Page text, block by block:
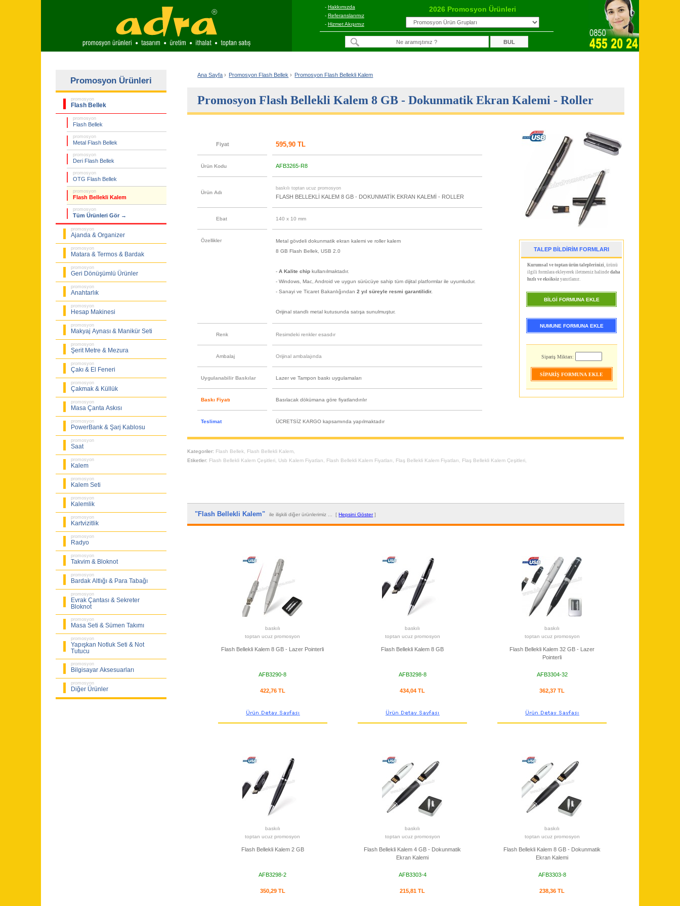
- Hakkımızda
- Referanslarımız
- Hizmet Akışımız
2026 Promosyon Ürünleri
Promosyon Ürünleri
promosyon
Flash Bellek
promosyon
Flash Bellek
promosyon
Metal Flash Bellek
promosyon
Deri Flash Bellek
promosyon
OTG Flash Bellek
promosyon
Flash Bellekli Kalem
promosyon
Tüm Ürünleri Gör →
promosyon
Ajanda & Organizer
promosyon
Matara & Termos & Bardak
promosyon
Geri Dönüşümlü Ürünler
promosyon
Anahtarlık
promosyon
Hesap Makinesi
promosyon
Makyaj Aynası & Manikür Seti
promosyon
Şerit Metre & Mezura
promosyon
Çakı & El Feneri
promosyon
Çakmak & Küllük
promosyon
Masa Çanta Askısı
promosyon
PowerBank & Şarj Kablosu
promosyon
Saat
promosyon
Kalem
promosyon
Kalem Seti
promosyon
Kalemlik
promosyon
Kartvizitlik
promosyon
Radyo
promosyon
Takvim & Bloknot
promosyon
Bardak Altlığı & Para Tabağı
promosyon
Evrak Çantası & Sekreter
Bloknot
promosyon
Masa Seti & Sümen Takımı
promosyon
Yapışkan Notluk Seti & Not
Tutucu
promosyon
Bilgisayar Aksesuarları
promosyon
Diğer Ürünler
Ana Sayfa › Promosyon Flash Bellek › Promosyon Flash Bellekli Kalem
Promosyon Flash Bellekli Kalem 8 GB - Dokunmatik Ekran Kalemi - Roller
Fiyat 595,90 TL
Ürün Kodu AFB3265-R8
Ürün Adı
baskılı toptan ucuz promosyon
FLASH BELLEKLİ KALEM 8 GB - DOKUNMATİK EKRAN KALEMİ - ROLLER
Ebat 140 x 10 mm
Özellikler
Metal gövdeli dokunmatik ekran kalemi ve roller kalem
8 GB Flash Bellek, USB 2.0
-A Kalite chip kullanılmaktadır.
- Windows, Mac, Android ve uygun sürücüye sahip tüm dijital platformlar ile uyumludur.
- Sanayi ve Ticaret Bakanlığından2 yıl süreyle resmi garantilidir.
Orijinal standlı metal kutusunda satışa sunulmuştur.
Renk Resimdeki renkler esasdır
Ambalaj Orijinal ambalajında
Uygulanabilir Baskılar Lazer ve Tampon baskı uygulamaları
Baskı Fiyatı Basılacak dökümana göre fiyatlandırılır
Teslimat ÜCRETSİZ KARGO kapsamında yapılmaktadır
TALEP BİLDİRİM FORMLARI
Kurumsal ve toptan ürün taleplerinizi , ürünü
ilgili formlara ekleyerek iletmeniz halindedaha
hızlı ve eksiksiz yanıtlanır.
BİLGİ FORMUNA EKLE
NUMUNE FORMUNA EKLE
Sipariş Miktarı:
Kategoriler: Flash Bellek Flash Bellekli Kalem
Etiketler: Flash Bellekli Kalem Çeşitleri Usb Kalem Fiyatları Flash Bellekli Kalem Fiyatları Flaş Bellekli Kalem Fiyatları Flaş Bellekli Kalem Çeşitleri
"Flash Bellekli Kalem"ile ilişkili diğer ürünlerimiz ... [Hepsini Göster]
baskılı
toptan ucuz promosyon
Flash Bellekli Kalem 8 GB - Lazer Pointerli
AFB3290-8
422,76 TL
baskılı
toptan ucuz promosyon
Flash Bellekli Kalem 8 GB
AFB3298-8
434,04 TL
baskılı
toptan ucuz promosyon
Flash Bellekli Kalem 32 GB - Lazer
Pointerli
AFB3304-32
362,37 TL
baskılı
toptan ucuz promosyon
Flash Bellekli Kalem 2 GB
AFB3298-2
350,29 TL
baskılı
toptan ucuz promosyon
Flash Bellekli Kalem 4 GB - Dokunmatik
Ekran Kalemi
AFB3303-4
215,81 TL
baskılı
toptan ucuz promosyon
Flash Bellekli Kalem 8 GB - Dokunmatik
Ekran Kalemi
AFB3303-8
238,36 TL